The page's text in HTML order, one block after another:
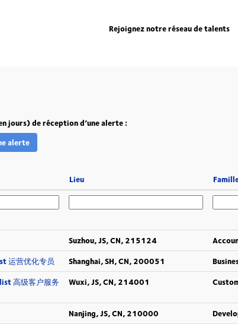
Rejoignez notre réseau de talents
DSV
jours) de réception d’une alerte :
alerte
Lieu
Suzhou, JS, CN, 215124
运营优化专员
Shanghai, SH, CN, 200051
高级客户服务
Wuxi, JS, CN, 214001
Nanjing, JS, CN, 210000